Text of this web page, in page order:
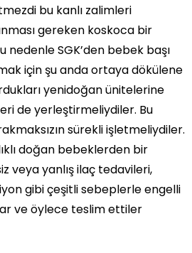
bu kanlı zalimleri
gereken koskoca bir
nedenle SGK’den bebek başı
için şu anda ortaya dökülene
yenidoğan ünitelerine
de yerleştirmeliydiler. Bu
sürekli işletmeliydiler.
doğan bebeklerden bir
veya yanlış ilaç tedavileri,
gibi çeşitli sebeplerle engelli
ve öylece teslim ettiler